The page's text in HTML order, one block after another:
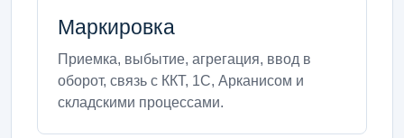
Маркировка
Приемка, выбытие, агрегация, ввод в
оборот, связь с ККТ, 1С, Арканисом и
складскими процессами.